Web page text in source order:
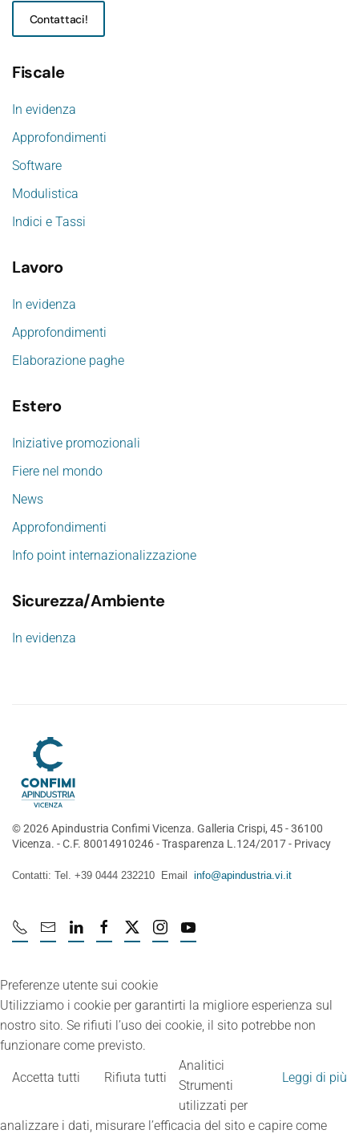
Contattaci!
Fiscale
In evidenza
Approfondimenti
Software
Modulistica
Indici e Tassi
Lavoro
In evidenza
Approfondimenti
Elaborazione paghe
Estero
Iniziative promozionali
Fiere nel mondo
News
Approfondimenti
Info point internazionalizzazione
Sicurezza/Ambiente
In evidenza
©2026Apindustria Confimi Vicenza. Galleria Crispi, 45 - 36100
Vicenza. - C.F. 80014910246 -Trasparenza L.124/2017- Privacy
Contatti: Tel. +39 0444 232210 Email info@apindustria.vi.it
Preferenze utente sui cookie
Utilizziamo i cookie per garantirti la migliore esperienza sul
nostro sito. Se rifiuti l’uso dei cookie, il sito potrebbe non
funzionare come previsto.
Accetta tutti Rifiuta tutti Leggi di più
Analitici
Strumenti
utilizzati per
analizzare i dati, misurare l’efficacia del sito e capire come